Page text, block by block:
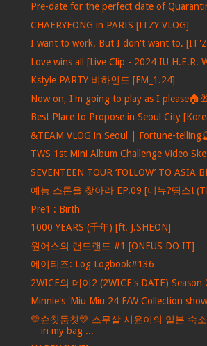
Pre-date for the perfect date of
CHAERYEONG in PARIS [ITZY VLOG]
I want to work. But I don't want to.
Love wins all [Live Clip - 2024 IU H.E.R.
Kstyle PARTY 비하인드 [FM_1.24]
Now on, I'm going to play as I
Best Place to Propose in Seoul City
&TEAM VLOG in Seoul | Fortune-
TWS 1st Mini Album Challenge Video
SEVENTEEN TOUR ‘FOLLOW’ TO ASIA
예능 스톤을 찾아라 EP.09 [더뉴?띵스!
Pre1 : Birth
1000 YEARS (千年) [ft. J.SHEON]
원어스의 랜드랜드 #1 [ONEUS DO IT]
에이티즈: Log Logbook#136
2WICE의 데이2 (2WICE's DATE)
Minnie's 'Miu Miu 24 F/W Collection
💛슌칫둠칫💛 스무살 시윤이의 일본 숙
in my bag ...